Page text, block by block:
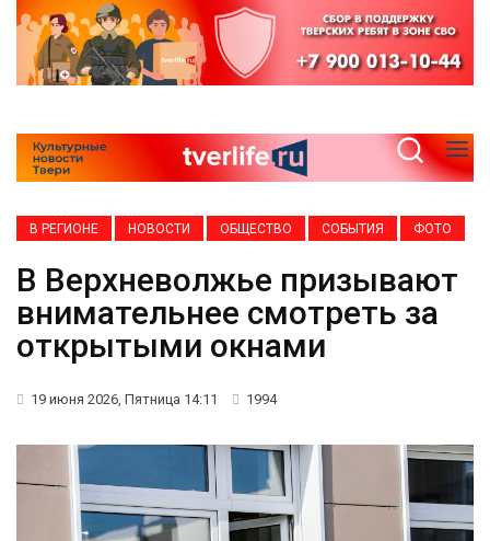
В РЕГИОНЕ НОВОСТИ ОБЩЕСТВО СОБЫТИЯ ФОТО
В Верхневолжье призывают
внимательнее смотреть за
открытыми окнами
19 июня 2026, Пятница 14:11 1994